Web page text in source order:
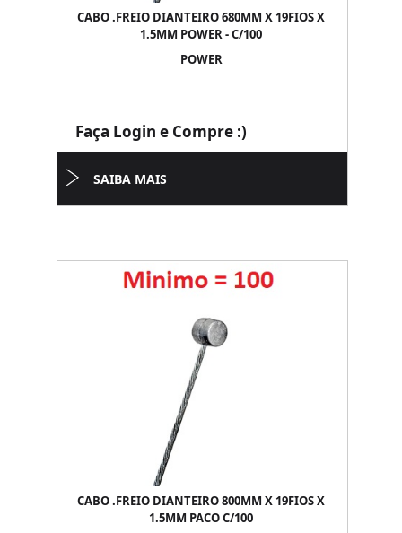
CABO .FREIO DIANTEIRO 680MM X 19FIOS X
1.5MM POWER - C/100
POWER
Faça Login e Compre :)
SAIBA MAIS
CABO .FREIO DIANTEIRO 800MM X 19FIOS X
1.5MM PACO C/100